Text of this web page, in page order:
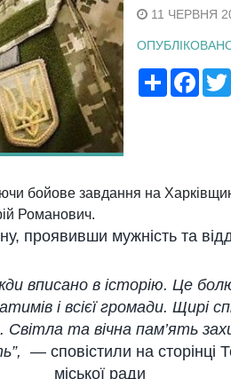
11 ЧЕРВНЯ
Поширити
бойове завдання на
Романович.
проявивши мужність та
вписано в історію. Це
і всієї громади. Щирі
Світла та вічна пам’ять
— сповістили на сторінці
міської ради